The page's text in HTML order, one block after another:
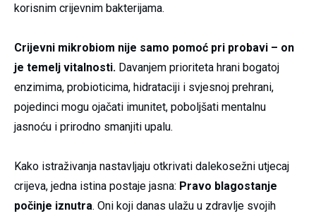
korisnim crijevnim bakterijama.
Crijevni mikrobiom nije samo pomoć pri probavi – on
je temelj vitalnosti. Davanjem prioriteta hrani bogatoj
enzimima, probioticima, hidrataciji i svjesnoj prehrani,
pojedinci mogu ojačati imunitet, poboljšati mentalnu
jasnoću i prirodno smanjiti upalu.
Kako istraživanja nastavljaju otkrivati dalekosežni utjecaj
crijeva, jedna istina postaje jasna: Pravo blagostanje
počinje iznutra. Oni koji danas ulažu u zdravlje svojih